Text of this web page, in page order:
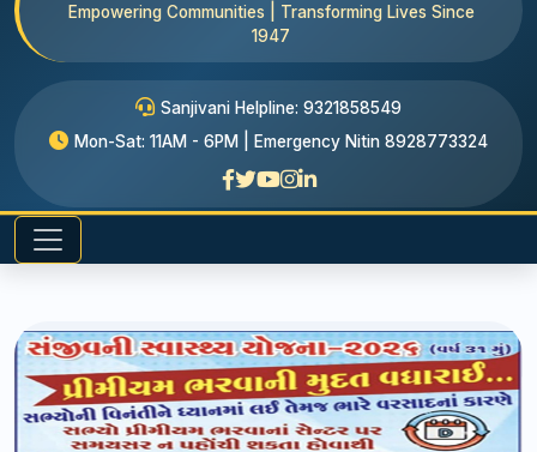
Empowering Communities | Transforming Lives Since
1947
Sanjivani Helpline: 9321858549
Mon-Sat: 11AM - 6PM | Emergency Nitin 8928773324